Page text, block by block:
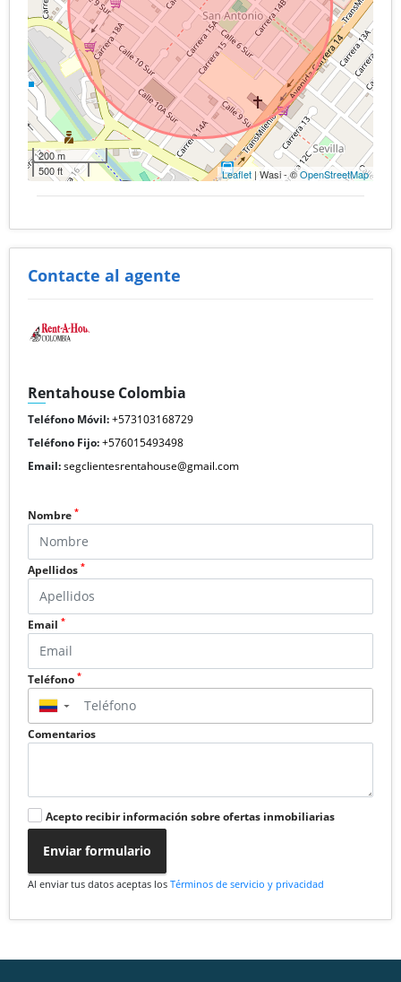
200 m
500 ft
Leaflet | Wasi - ©OpenStreetMap
Contacte al agente
Rentahouse Colombia
Teléfono Móvil:+573103168729
Teléfono Fijo:+576015493498
Email:segclientesrentahouse@gmail.com
Nombre *
Apellidos *
Email *
Teléfono *
▼
Comentarios
Acepto recibir información sobre ofertas inmobiliarias
Enviar formulario
Al enviar tus datos aceptas los Términos de servicio y privacidad